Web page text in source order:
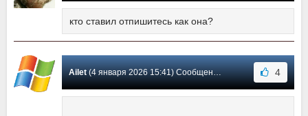
кто ставил отпишитесь как она?
Ailet(4 января 2026 15:41) Сообщение #30 4